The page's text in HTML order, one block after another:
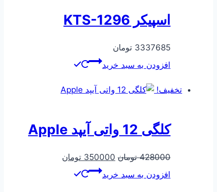
اسپیکر KTS-1296
3337685 تومان
افزودن به سبد خرید
تخفیف!
کلگی 12 واتی آیپد Apple
428000 تومان قیمت
اصلی
350000 تومان
افزودن به سبد خرید